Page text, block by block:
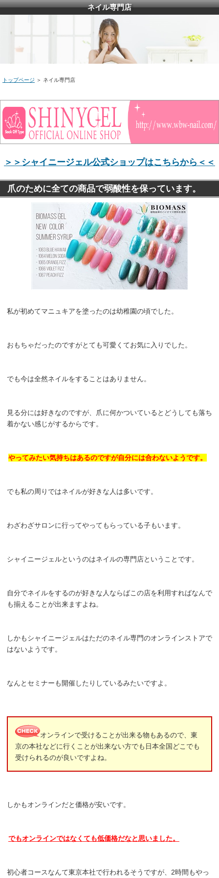
ネイル専門店
トップページ ＞ ネイル専門店
＞＞シャイニージェル公式ショップはこちらから＜＜
爪のために全ての商品で弱酸性を保っています。
私が初めてマニュキアを塗ったのは幼稚園の頃でした。
おもちゃだったのですがとても可愛くてお気に入りでした。
でも今は全然ネイルをすることはありません。
見る分には好きなのですが、爪に何かついているとどうしても落ち
着かない感じがするからです。
やってみたい気持ちはあるのですが自分には合わないようです。
でも私の周りではネイルが好きな人は多いです。
わざわざサロンに行ってやってもらっている子もいます。
シャイニージェルというのはネイルの専門店ということです。
自分でネイルをするのが好きな人ならばこの店を利用すればなんで
も揃えることが出来ますよね。
しかもシャイニージェルはただのネイル専門のオンラインストアで
はないようです。
なんとセミナーも開催したりしているみたいですよ。
オンラインで受けることが出来る物もあるので、東
京の本社などに行くことが出来ない方でも日本全国どこでも
受けられるのが良いですよね。
しかもオンラインだと価格が安いです。
でもオンラインではなくても低価格だなと思いました。
初心者コースなんて東京本社で行われるそうですが、2時間もやっ